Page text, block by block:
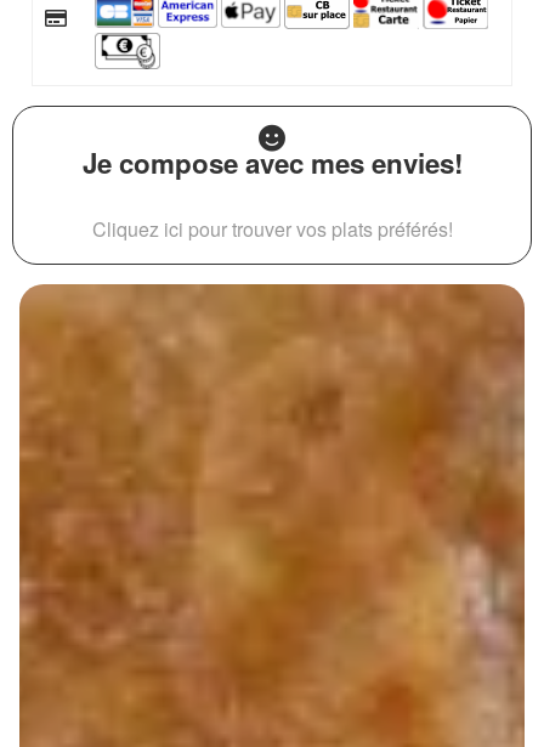
Je compose avec mes envies!
Cliquez ici pour trouver vos plats préférés!